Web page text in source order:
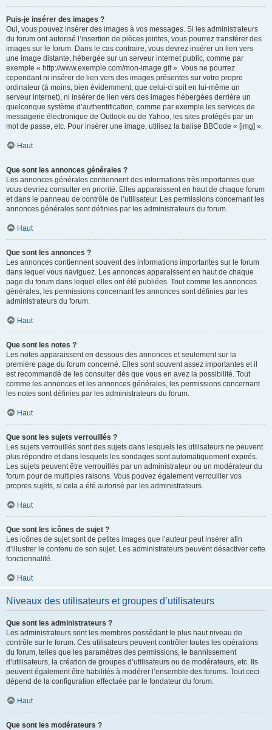
Puis-je insérer des images ?
Oui, vous pouvez insérer des images à vos messages. Si les administrateurs
du forum ont autorisé l’insertion de pièces jointes, vous pourrez transférer des
images sur le forum. Dans le cas contraire, vous devrez insérer un lien vers
une image distante, hébergée sur un serveur internet public, comme par
exemple « http://www.exemple.com/mon-image.gif ». Vous ne pourrez
cependant ni insérer de lien vers des images présentes sur votre propre
ordinateur (à moins, bien évidemment, que celui-ci soit en lui-même un
serveur internet), ni insérer de lien vers des images hébergées derrière un
quelconque système d’authentification, comme par exemple les services de
messagerie électronique de Outlook ou de Yahoo, les sites protégés par un
mot de passe, etc. Pour insérer une image, utilisez la balise BBCode « [img] ».
Haut
Que sont les annonces générales ?
Les annonces générales contiennent des informations très importantes que
vous devriez consulter en priorité. Elles apparaissent en haut de chaque forum
et dans le panneau de contrôle de l’utilisateur. Les permissions concernant les
annonces générales sont définies par les administrateurs du forum.
Haut
Que sont les annonces ?
Les annonces contiennent souvent des informations importantes sur le forum
dans lequel vous naviguez. Les annonces apparaissent en haut de chaque
page du forum dans lequel elles ont été publiées. Tout comme les annonces
générales, les permissions concernant les annonces sont définies par les
administrateurs du forum.
Haut
Que sont les notes ?
Les notes apparaissent en dessous des annonces et seulement sur la
première page du forum concerné. Elles sont souvent assez importantes et il
est recommandé de les consulter dès que vous en avez la possibilité. Tout
comme les annonces et les annonces générales, les permissions concernant
les notes sont définies par les administrateurs du forum.
Haut
Que sont les sujets verrouillés ?
Les sujets verrouillés sont des sujets dans lesquels les utilisateurs ne peuvent
plus répondre et dans lesquels les sondages sont automatiquement expirés.
Les sujets peuvent être verrouillés par un administrateur ou un modérateur du
forum pour de multiples raisons. Vous pouvez également verrouiller vos
propres sujets, si cela a été autorisé par les administrateurs.
Haut
Que sont les icônes de sujet ?
Les icônes de sujet sont de petites images que l’auteur peut insérer afin
d’illustrer le contenu de son sujet. Les administrateurs peuvent désactiver cette
fonctionnalité.
Haut
Niveaux des utilisateurs et groupes d’utilisateurs
Que sont les administrateurs ?
Les administrateurs sont les membres possédant le plus haut niveau de
contrôle sur le forum. Ces utilisateurs peuvent contrôler toutes les opérations
du forum, telles que les paramètres des permissions, le bannissement
d’utilisateurs, la création de groupes d’utilisateurs ou de modérateurs, etc. Ils
peuvent également être habilités à modérer l’ensemble des forums. Tout ceci
dépend de la configuration effectuée par le fondateur du forum.
Haut
Que sont les modérateurs ?